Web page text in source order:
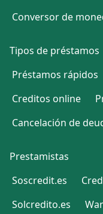
Conversor de
Tipos de préstamos
Préstamos rápidos
Creditos online
Cancelación de
Prestamistas
Soscredit.es
Solcredito.es